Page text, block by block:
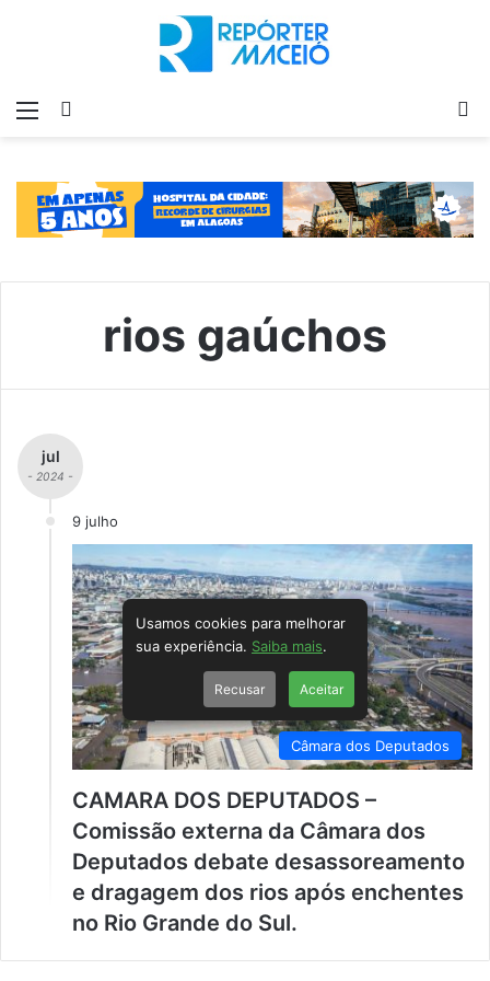
Menu
rios gaúchos
jul
- 2024 -
9 julho
Câmara dos Deputados
CAMARA DOS DEPUTADOS –
Comissão externa da Câmara dos
Deputados debate desassoreamento
e dragagem dos rios após enchentes
no Rio Grande do Sul.
Usamos cookies para melhorar
sua experiência. Saiba mais.
Recusar Aceitar